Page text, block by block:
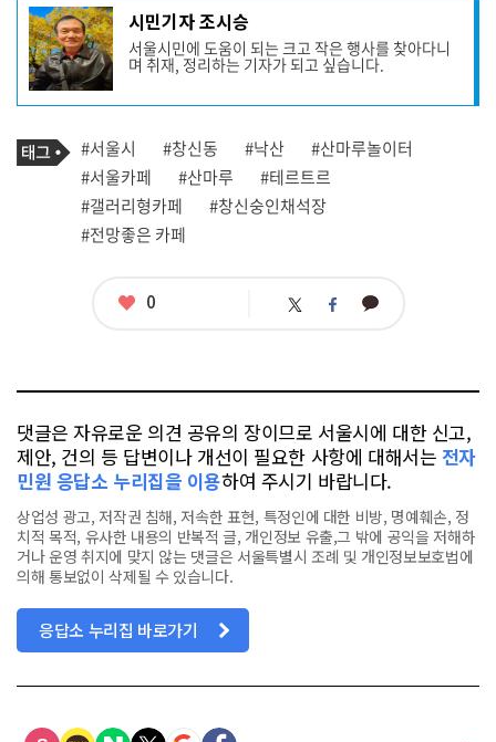
기
사
작
성
자
프
필
시민기자 조시승
서울시민에 도움이 되는 크고 작은 행사를 찾아다니
며 취재, 정리하는 기자가 되고 싶습니다.
기
사
관
련
태
그
태
그
#서울시 #창신동 #낙산
#산마루놀이터
#서울카페
#산마루
#테르트르
#갤러리형카페
#창신숭인채석장
#전망좋은 카페
좋
0 트 페 카
댓글은 자유로운 의견 공유의 장이므로 서울시에 대한 신고,
제안, 건의 등 답변이나 개선이 필요한 사항에 대해서는 전자
민원 응답소 누리집을 이용하여 주시기 바랍니다.
상업성 광고, 저작권 침해, 저속한 표현, 특정인에 대한 비방, 명예훼손, 정
치적 목적, 유사한 내용의 반복적 글, 개인정보 유출,그 밖에 공익을 저해하
거나 운영 취지에 맞지 않는 댓글은 서울특별시 조례 및 개인정보보호법에
의해 통보없이 삭제될 수 있습니다.
응답소 누리집 바로가기